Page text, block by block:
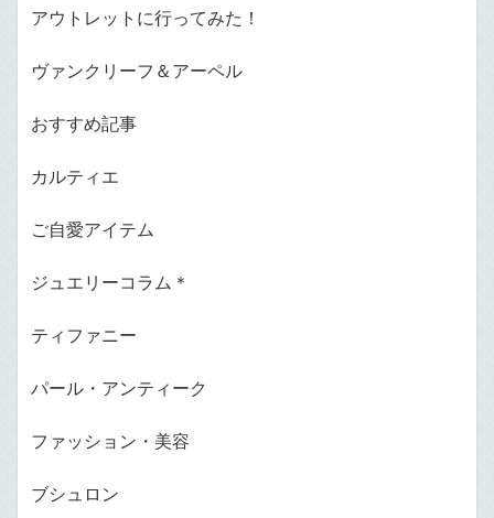
アウトレットに行ってみた！
ヴァンクリーフ＆アーペル
おすすめ記事
カルティエ
ご自愛アイテム
ジュエリーコラム＊
ティファニー
パール・アンティーク
ファッション・美容
ブシュロン